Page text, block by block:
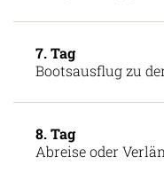
7. Tag
Bootsausflug zu
8. Tag
Abreise oder